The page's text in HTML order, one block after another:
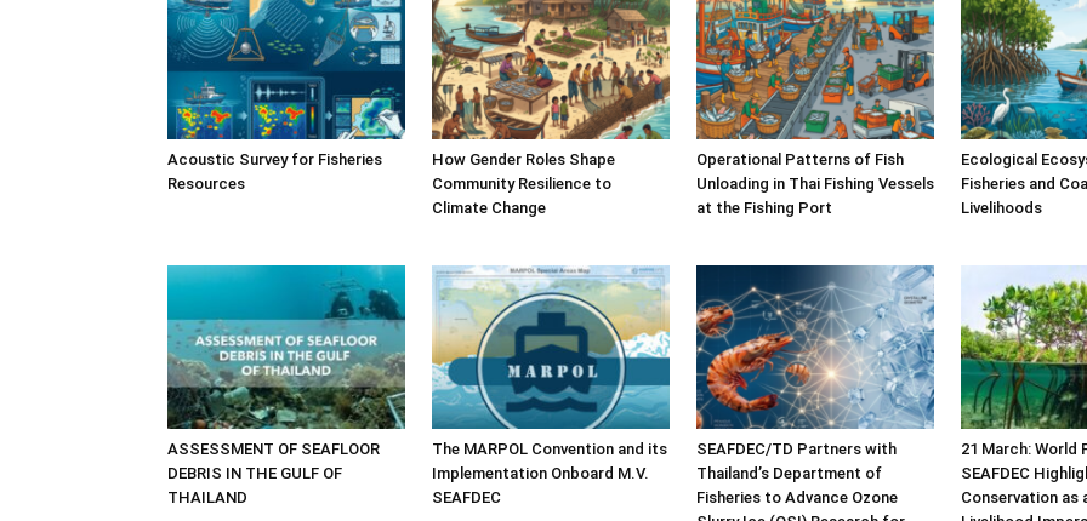
Acoustic Survey for Fisheries
Resources
How Gender Roles Shape
Community Resilience to
Climate Change
Operational Patterns of Fish
Unloading in Thai Fishing Vessels
at the Fishing Port
Ecological
Fisheries and
Livelihoods
ASSESSMENT OF SEAFLOOR
DEBRIS IN THE GULF OF
THAILAND
The MARPOL Convention and its
Implementation Onboard M.V.
SEAFDEC
SEAFDEC/TD Partners with
Thailand’s Department of
Fisheries to Advance Ozone
21 March: World
SEAFDEC
Conservation as